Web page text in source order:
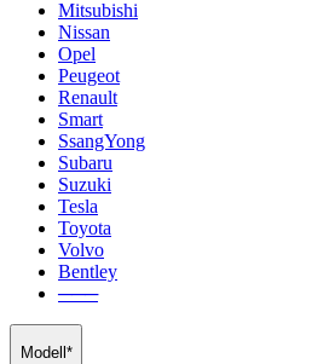
Mitsubishi
Nissan
Opel
Peugeot
Renault
Smart
SsangYong
Subaru
Suzuki
Tesla
Toyota
Volvo
Bentley
───
Modell*